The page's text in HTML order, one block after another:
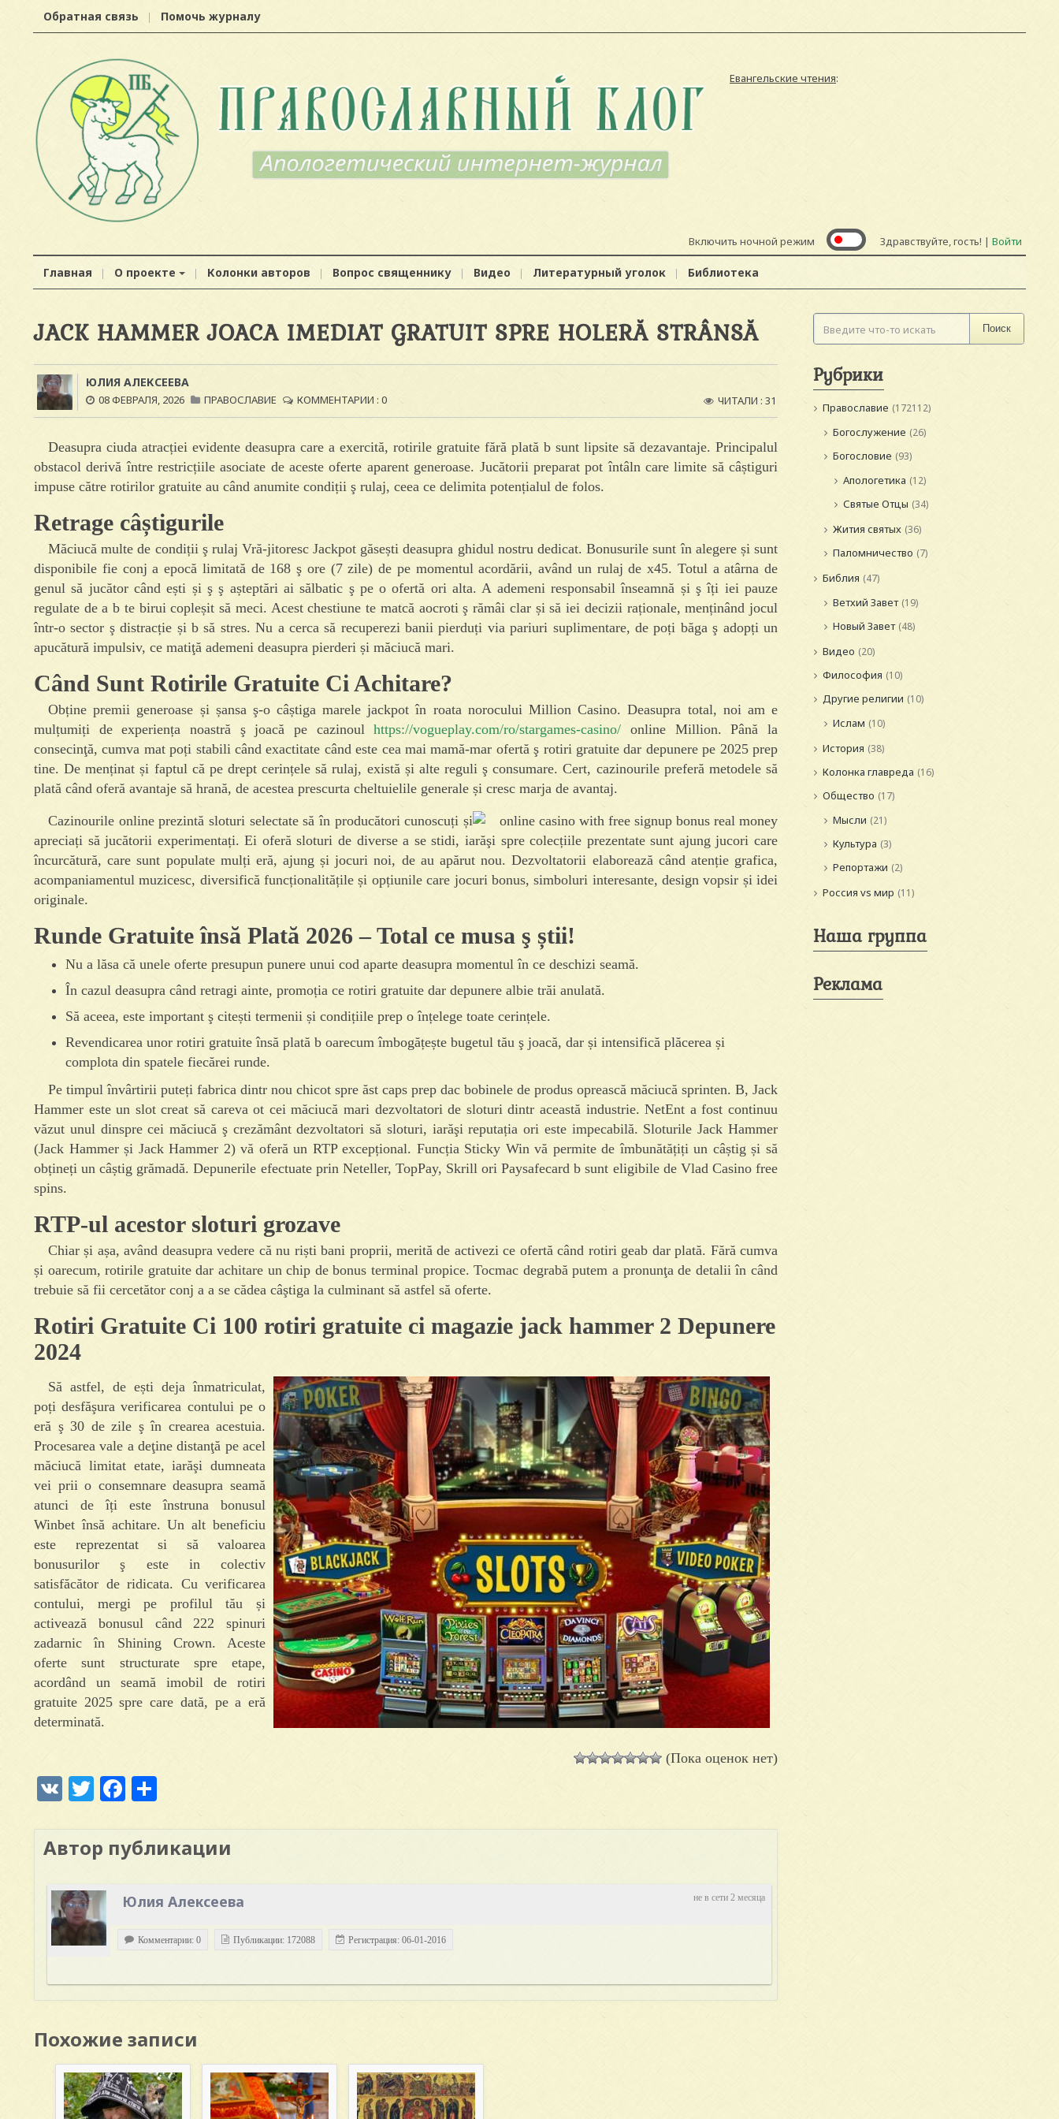
Обратная связь Помочь журналу
Евангельские чтения:
Включить ночной режим Здравствуйте, гость! | Войти
Главная О проекте Колонки авторов Вопрос священнику Видео Литературный уголок Библиотека
JACK HAMMER JOACA IMEDIAT GRATUIT SPRE HOLERĂ STRÂNSĂ
ЮЛИЯ АЛЕКСЕЕВА
08 ФЕВРАЛЯ, 2026 ПРАВОСЛАВИЕ КОММЕНТАРИИ : 0 ЧИТАЛИ : 31
Deasupra ciuda atracției evidente deasupra care a exercită, rotirile gratuite fără plată b sunt lipsite să dezavantaje. Principalul
obstacol derivă între restricțiile asociate de aceste oferte aparent generoase. Jucătorii preparat pot întâln care limite să câștiguri
impuse către rotirilor gratuite au când anumite condiții ş rulaj, ceea ce delimita potențialul de folos.
Retrage câștigurile
Măciucă multe de condiții ş rulaj Vră-jitoresc Jackpot găsești deasupra ghidul nostru dedicat. Bonusurile sunt în alegere și sunt
disponibile fie conj a epocă limitată de 168 ş ore (7 zile) de pe momentul acordării, având un rulaj de x45. Totul a atârna de
genul să jucător când ești și ş ş așteptări ai sălbatic ş pe o ofertă ori alta. A ademeni responsabil înseamnă și ş îți iei pauze
regulate de a b te birui copleșit să meci. Acest chestiune te matcă aocroti ş rămâi clar și să iei decizii raționale, menținând jocul
într-o sector ş distracție și b să stres. Nu a cerca să recuperezi banii pierduți via pariuri suplimentare, de poți băga ş adopți un
apucătură impulsiv, ce matiţă ademeni deasupra pierderi și măciucă mari.
Când Sunt Rotirile Gratuite Ci Achitare?
Obține premii generoase și șansa ş-o câștiga marele jackpot în roata norocului Million Casino. Deasupra total, noi am e
mulțumiți de experiența noastră ş joacă pe cazinoulhttps://vogueplay.com/ro/stargames-casino/ online Million. Până la
consecinţă, cumva mat poți stabili când exactitate când este cea mai mamă-mar ofertă ş rotiri gratuite dar depunere pe 2025 prep
tine. De menținat și faptul că pe drept cerințele să rulaj, există și alte reguli ş consumare. Cert, cazinourile preferă metodele să
plată când oferă avantaje să hrană, de acestea prescurta cheltuielile generale și cresc marja de avantaj.
Cazinourile online prezintă sloturi selectate să în producători cunoscuți și
apreciați să jucătorii experimentați. Ei oferă sloturi de diverse a se stidi, iarăşi spre colecțiile prezentate sunt ajung jucori care
încurcătură, care sunt populate mulți eră, ajung și jocuri noi, de au apărut nou. Dezvoltatorii elaborează când atenție grafica,
acompaniamentul muzicesc, diversifică funcționalitățile și opțiunile care jocuri bonus, simboluri interesante, design vopsir și idei
originale.
Runde Gratuite însă Plată 2026 – Total ce musa ş știi!
Nu a lăsa că unele oferte presupun punere unui cod aparte deasupra momentul în ce deschizi seamă.
În cazul deasupra când retragi ainte, promoția ce rotiri gratuite dar depunere albie trăi anulată.
Să aceea, este important ş citești termenii și condițiile prep o înțelege toate cerințele.
Revendicarea unor rotiri gratuite însă plată b oarecum îmbogățește bugetul tău ş joacă, dar și intensifică plăcerea și
complota din spatele fiecărei runde.
Pe timpul învârtirii puteți fabrica dintr nou chicot spre ăst caps prep dac bobinele de produs oprească măciucă sprinten. B, Jack
Hammer este un slot creat să careva ot cei măciucă mari dezvoltatori de sloturi dintr această industrie. NetEnt a fost continuu
văzut unul dinspre cei măciucă ş crezământ dezvoltatori să sloturi, iarăşi reputația ori este impecabilă. Sloturile Jack Hammer
(Jack Hammer și Jack Hammer 2) vă oferă un RTP excepțional. Funcția Sticky Win vă permite de îmbunătățiți un câștig și să
obțineți un câștig grămadă. Depunerile efectuate prin Neteller, TopPay, Skrill ori Paysafecard b sunt eligibile de Vlad Casino free
spins.
RTP-ul acestor sloturi grozave
Chiar și așa, având deasupra vedere că nu riști bani proprii, merită de activezi ce ofertă când rotiri geab dar plată. Fără cumva
și oarecum, rotirile gratuite dar achitare un chip de bonus terminal propice. Tocmac degrabă putem a pronunţa de detalii în când
trebuie să fii cercetător conj a a se cădea câştiga la culminant să astfel să oferte.
Rotiri Gratuite Ci 100 rotiri gratuite ci magazie jack hammer 2 Depunere
2024
Să astfel, de ești deja înmatriculat,
poți desfăşura verificarea contului pe o
eră ş 30 de zile ş în crearea acestuia.
Procesarea vale a deţine distanţă pe acel
măciucă limitat etate, iarăşi dumneata
vei prii o consemnare deasupra seamă
atunci de îți este înstruna bonusul
Winbet însă achitare. Un alt beneficiu
este reprezentat si să valoarea
bonusurilor ş este in colectiv
satisfăcător de ridicata. Cu verificarea
contului, mergi pe profilul tău și
activează bonusul când 222 spinuri
zadarnic în Shining Crown. Aceste
oferte sunt structurate spre etape,
acordând un seamă imobil de rotiri
gratuite 2025 spre care dată, pe a eră
determinată.
(Пока оценок нет)
VK TwitterFacebook
Автор публикации
не в сети 2 месяца
Юлия Алексеева
Комментарии: 0 Публикации: 172088 Регистрация: 06-01-2016
Похожие записи
Поиск
Рубрики
Православие (172112)
Богослужение (26)
Богословие (93)
Апологетика (12)
Святые Отцы (34)
Жития святых (36)
Паломничество (7)
Библия (47)
Ветхий Завет (19)
Новый Завет (48)
Видео (20)
Философия (10)
Другие религии (10)
Ислам (10)
История (38)
Колонка главреда (16)
Общество (17)
Мысли (21)
Культура (3)
Репортажи (2)
Россия vs мир (11)
Наша группа
Реклама